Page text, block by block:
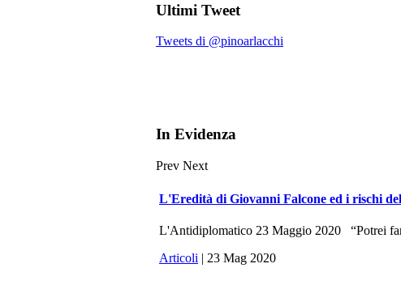
Ultimi Tweet
Tweets di @pinoarlacchi
In Evidenza
Prev Next
L'Eredità di Giovanni Falcone ed i rischi
L'Antidiplomatico 23 Maggio 2020 “Potrei
Articoli | 23 Mag 2020